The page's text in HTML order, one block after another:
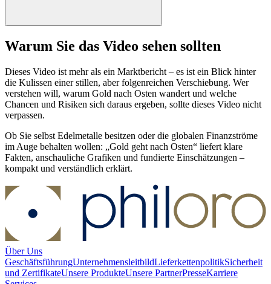
Warum Sie das Video sehen sollten
Dieses Video ist mehr als ein Marktbericht – es ist ein Blick hinter
die Kulissen einer stillen, aber folgenreichen Verschiebung. Wer
verstehen will, warum Gold nach Osten wandert und welche
Chancen und Risiken sich daraus ergeben, sollte dieses Video nicht
verpassen.
Ob Sie selbst Edelmetalle besitzen oder die globalen Finanzströme
im Auge behalten wollen: „Gold geht nach Osten“ liefert klare
Fakten, anschauliche Grafiken und fundierte Einschätzungen –
kompakt und verständlich erklärt.
Über Uns
GeschäftsführungUnternehmensleitbildLieferkettenpolitikSicherheit
und ZertifikateUnsere ProdukteUnsere PartnerPresseKarriere